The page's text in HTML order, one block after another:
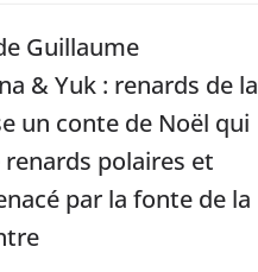
Guillaume
& Yuk : renards de la
un conte de Noël qui
polaires et
par la fonte de la